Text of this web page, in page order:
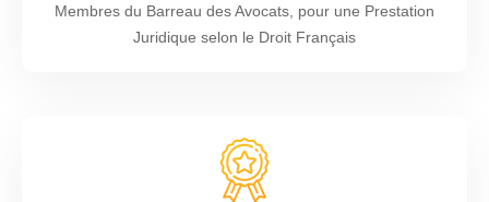
Membres du Barreau des Avocats, pour une Prestation
Juridique selon le Droit Français